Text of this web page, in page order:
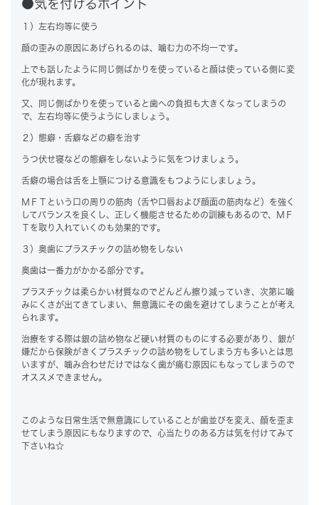
●気を付けるポイント
１）左右均等に使う
顔の歪みの原因にあげられるのは、噛む力の不均一です。
上でも話したように同じ側ばかりを使っていると顔は使っている側に変
化が現れます。
又、同じ側ばかりを使っていると歯への負担も大きくなってしまうの
で、左右均等に使うようにしましょう。
２）態癖・舌癖などの癖を治す
うつ伏せ寝などの態癖をしないように気をつけましょう。
舌癖の場合は舌を上顎につける意識をもつようにしましょう。
ＭＦＴという口の周りの筋肉（舌や口唇および顔面の筋肉など）を強く
してバランスを良くし、正しく機能させるための訓練もあるので、ＭＦ
Ｔを取り入れていくのも効果的です。
３）奥歯にプラスチックの詰め物をしない
奥歯は一番力がかかる部分です。
プラスチックは柔らかい材質なのでどんどん擦り減っていき、次第に噛
みにくさが出てきてしまい、無意識にその歯を避けてしまうことが考え
られます。
治療をする際は銀の詰め物など硬い材質のものにする必要があり、銀が
嫌だから保険がきくプラスチックの詰め物をしてしまう方も多いとは思
いますが、噛み合わせだけではなく歯が痛む原因にもなってしまうので
オススメできません。
このような日常生活で無意識にしていることが歯並びを変え、顔を歪ま
せてしまう原因にもなりますので、心当たりのある方は気を付けてみて
下さいね☆